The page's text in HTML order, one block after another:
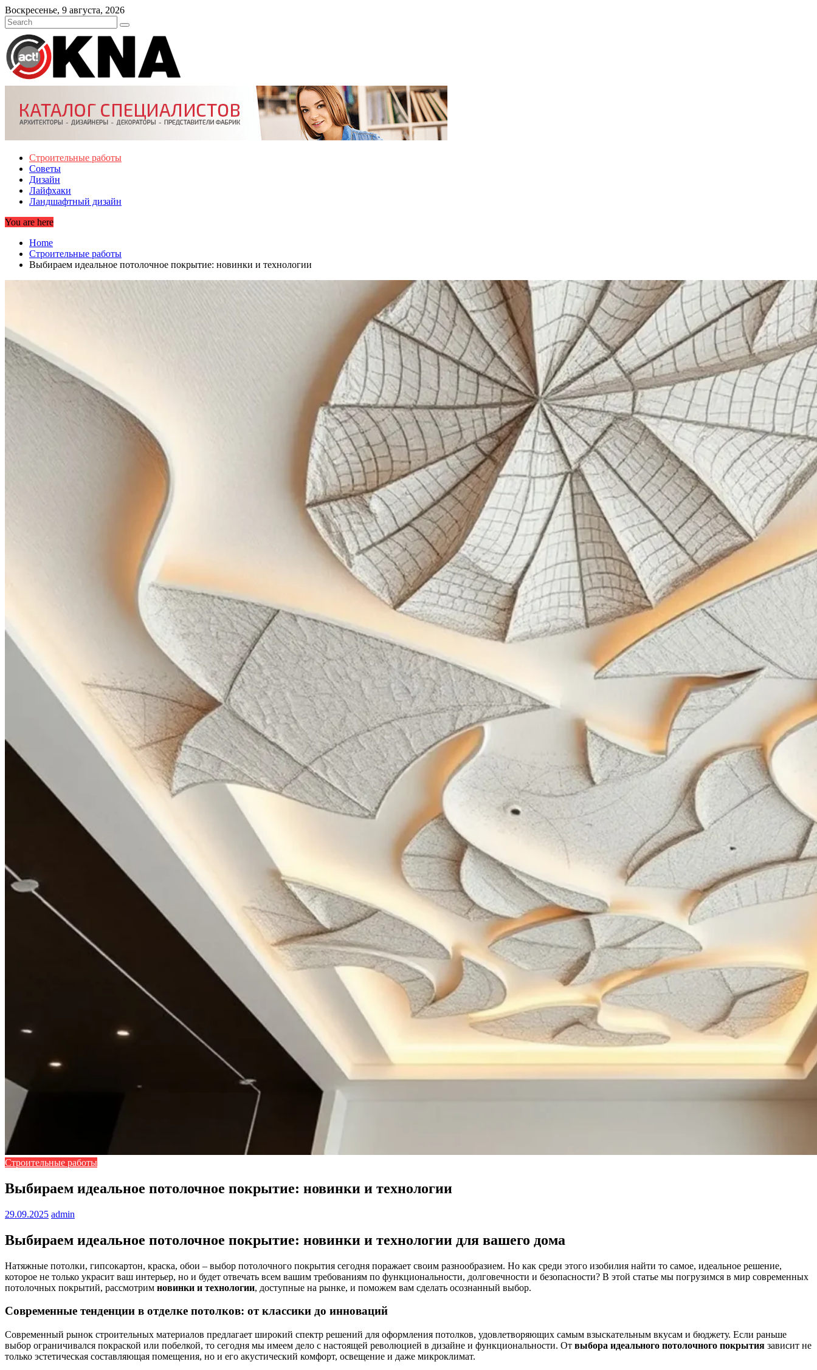
Skip
to
content
Воскресенье, 9 августа, 2026
Строительные работы
Советы
Дизайн
Лайфхаки
Ландшафтный дизайн
You are here
Home
Строительные работы
Выбираем идеальное потолочное покрытие: новинки и технологии
Строительные работы
Выбираем идеальное потолочное покрытие: новинки и технологии
29.09.2025 admin
Выбираем идеальное потолочное покрытие: новинки и технологии для вашего дома
Натяжные потолки, гипсокартон, краска, обои – выбор потолочного покрытия сегодня поражает своим разнообразием. Но как среди этого изобилия найти то самое, идеальное решение,
которое не только украсит ваш интерьер, но и будет отвечать всем вашим требованиям по функциональности, долговечности и безопасности? В этой статье мы погрузимся в мир современных
потолочных покрытий, рассмотрим новинки и технологии, доступные на рынке, и поможем вам сделать осознанный выбор.
Современные тенденции в отделке потолков: от классики до инноваций
Современный рынок строительных материалов предлагает широкий спектр решений для оформления потолков, удовлетворяющих самым взыскательным вкусам и бюджету. Если раньше
выбор ограничивался покраской или побелкой, то сегодня мы имеем дело с настоящей революцией в дизайне и функциональности. От выбора идеального потолочного покрытия зависит не
только эстетическая составляющая помещения, но и его акустический комфорт, освещение и даже микроклимат.